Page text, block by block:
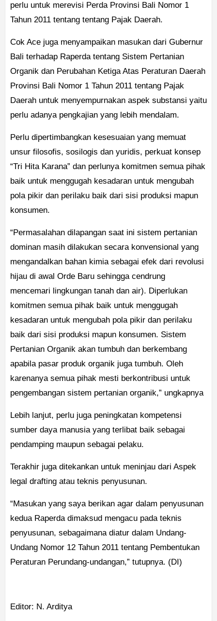
perlu untuk merevisi Perda Provinsi Bali Nomor 1
Tahun 2011 tentang tentang Pajak Daerah.
Cok Ace juga menyampaikan masukan dari Gubernur
Bali terhadap Raperda tentang Sistem Pertanian
Organik dan Perubahan Ketiga Atas Peraturan Daerah
Provinsi Bali Nomor 1 Tahun 2011 tentang Pajak
Daerah untuk menyempurnakan aspek substansi yaitu
perlu adanya pengkajian yang lebih mendalam.
Perlu dipertimbangkan kesesuaian yang memuat
unsur filosofis, sosilogis dan yuridis, perkuat konsep
“Tri Hita Karana” dan perlunya komitmen semua pihak
baik untuk menggugah kesadaran untuk mengubah
pola pikir dan perilaku baik dari sisi produksi mapun
konsumen.
“Permasalahan dilapangan saat ini sistem pertanian
dominan masih dilakukan secara konvensional yang
mengandalkan bahan kimia sebagai efek dari revolusi
hijau di awal Orde Baru sehingga cendrung
mencemari lingkungan tanah dan air). Diperlukan
komitmen semua pihak baik untuk menggugah
kesadaran untuk mengubah pola pikir dan perilaku
baik dari sisi produksi mapun konsumen. Sistem
Pertanian Organik akan tumbuh dan berkembang
apabila pasar produk organik juga tumbuh. Oleh
karenanya semua pihak mesti berkontribusi untuk
pengembangan sistem pertanian organik,” ungkapnya
Lebih lanjut, perlu juga peningkatan kompetensi
sumber daya manusia yang terlibat baik sebagai
pendamping maupun sebagai pelaku.
Terakhir juga ditekankan untuk meninjau dari Aspek
legal drafting atau teknis penyusunan.
“Masukan yang saya berikan agar dalam penyusunan
kedua Raperda dimaksud mengacu pada teknis
penyusunan, sebagaimana diatur dalam Undang-
Undang Nomor 12 Tahun 2011 tentang Pembentukan
Peraturan Perundang-undangan,” tutupnya. (DI)
Editor: N. Arditya